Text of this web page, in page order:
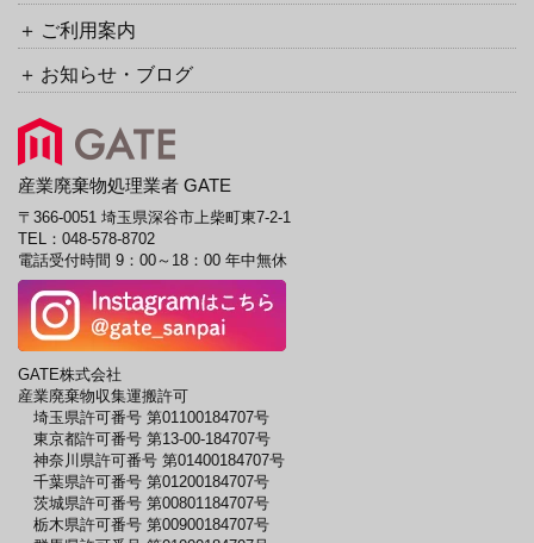
ご利用案内
お知らせ・ブログ
産業廃棄物処理業者 GATE
〒366-0051 埼玉県深谷市上柴町東7-2-1
TEL： 048-578-8702
電話受付時間 9：00～18：00 年中無休
GATE株式会社
産業廃棄物収集運搬許可
埼玉県許可番号 第01100184707号
東京都許可番号 第13-00-184707号
神奈川県許可番号 第01400184707号
千葉県許可番号 第01200184707号
茨城県許可番号 第00801184707号
栃木県許可番号 第00900184707号